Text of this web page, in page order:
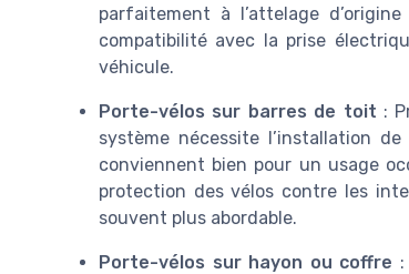
parfaitement à l’attelage
compatibilité avec la prise
véhicule.
Porte-vélos sur barres de toit :
système nécessite l’installation
conviennent bien pour un usage
protection des vélos contre les
souvent plus abordable.
Porte-vélos sur hayon ou coffre